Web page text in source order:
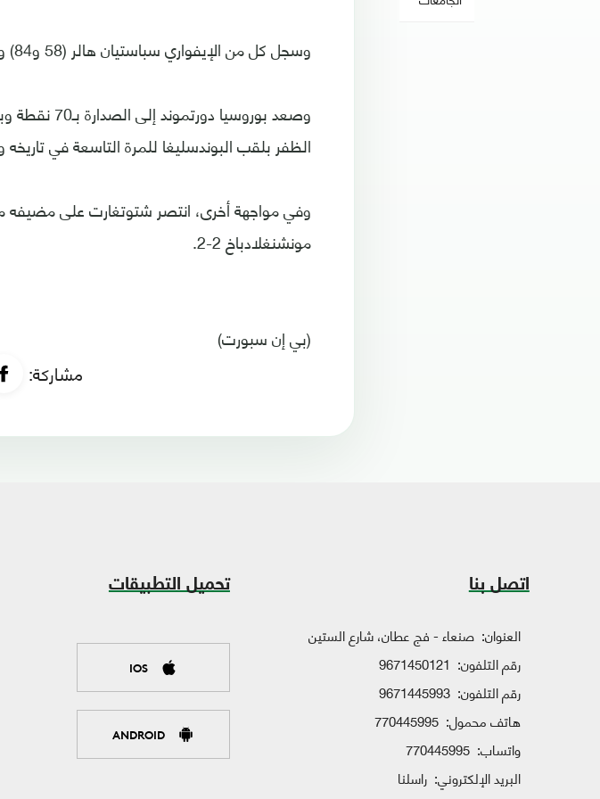
وسجل كل من الإيفواري سباستيان هالر (58 و84) وجوليان براندت (90+3) أهداف دورتموند.
وصعد
الظفر بلقب البوندسليغا للمرة التاسعة في
مونشنغلادباخ 2-2.
(بي إن سبورت)
مشاركة:
اتصل بنا
العنوان: صنعاء - فج عطان، شارع الستين
رقم التلفون: 9671450121
رقم التلفون: 9671445993
هاتف محمول: 770445995
واتساب: 770445995
البريد الإلكتروني: راسلنا
تحميل التطبيقات
IOS
ANDROID